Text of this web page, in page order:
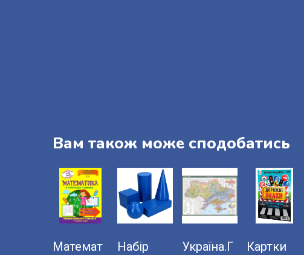
Вам також може сподобатись
Математ
Набір
Україна.Г
Картки